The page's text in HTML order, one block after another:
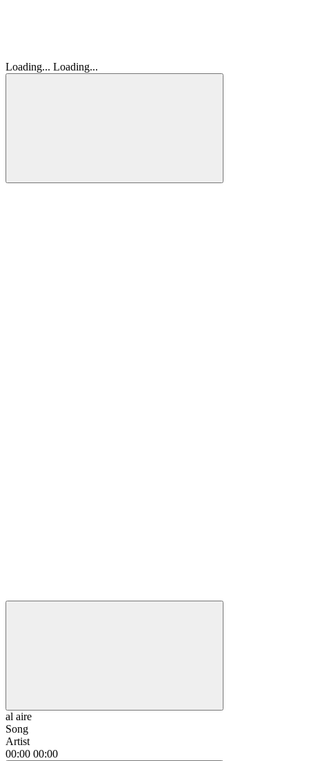
Loading... Loading...
al aire
Song
Artist
00:00 00:00